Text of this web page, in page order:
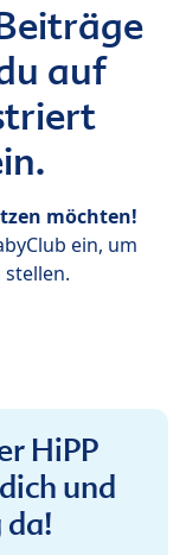
auf
möchten!
ein, um
HiPP
und
da!